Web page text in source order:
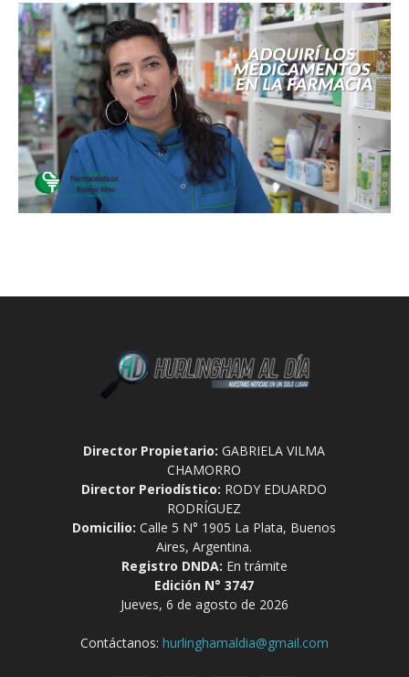
Director Propietario: GABRIELA VILMA
CHAMORRO
Director Periodístico: RODY EDUARDO
RODRÍGUEZ
Domicilio: Calle 5 N° 1905 La Plata, Buenos
Aires, Argentina.
Registro DNDA: En trámite
Edición N° 3747
Jueves, 6 de agosto de 2026
Contáctanos: hurlinghamaldia@gmail.com